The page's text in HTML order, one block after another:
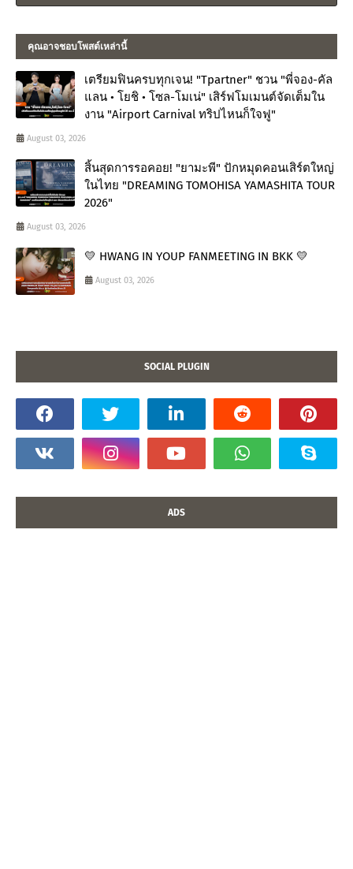
คุณอาจชอบโพสต์เหล่านี้
เตรียมฟินครบทุกเจน! "Tpartner" ชวน "พี่จอง-คัล
แลน • โยชิ • โซล-โมเน่" เสิร์ฟโมเมนต์จัดเต็มใน
งาน "Airport Carnival ทริปไหนก็ใจฟู"
August 03, 2026
สิ้นสุดการรอคอย! "ยามะพี" ปักหมุดคอนเสิร์ตใหญ่
ในไทย "DREAMING TOMOHISA YAMASHITA TOUR
2026"
August 03, 2026
💛 HWANG IN YOUP FANMEETING IN BKK 💛
August 03, 2026
SOCIAL PLUGIN
ADS